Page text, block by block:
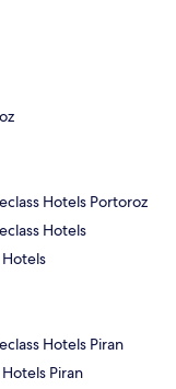
Hotels Portoroz
Hotels
Hotels Piran
Piran